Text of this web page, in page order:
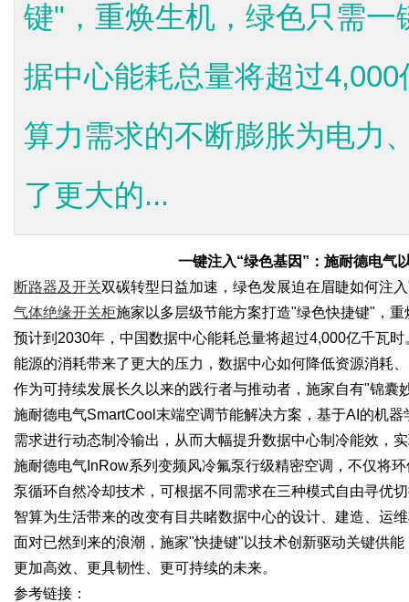
键"，重焕生机，绿色只需
据中心能耗总量将超过
算力需求的不断膨胀为电力
了更大的...
一键注入“绿色基因”：施耐德电气
断路器及开关双碳转型日益加速，绿色发展迫在眉睫如何注入
气体绝缘开关柜施家以多层级节能方案打造"绿色快捷键"，重
预计到 2030年，中国数据中心能耗总量将超过4,000亿千瓦
能源的消耗带来了更大的压力，数据中心如何降低资源消耗
作为可持续发展长久以来的践行者与推动者，施家自有"锦囊
施耐德电气SmartCool末端空调节能解决方案，基于AI的机
需求进行动态制冷输出，从而大幅提升数据中心制冷能效，
施耐德电气 InRow系列变频风冷氟泵行级精密空调，不仅将
泵循环自然冷却技术，可根据不同需求在三种模式自由寻优
智算为生活带来的改变有目共睹数据中心的设计、建造、运
面对已然到来的浪潮，施家"快捷键"以技术创新驱动关键供
更加高效、更具韧性、更可持续的未来。
参考链接：